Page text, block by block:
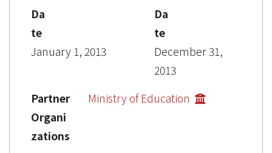
Da
te
January 1, 2013
Da
te
December 31,
2013
Partner
Organi
zations
Ministry of Education